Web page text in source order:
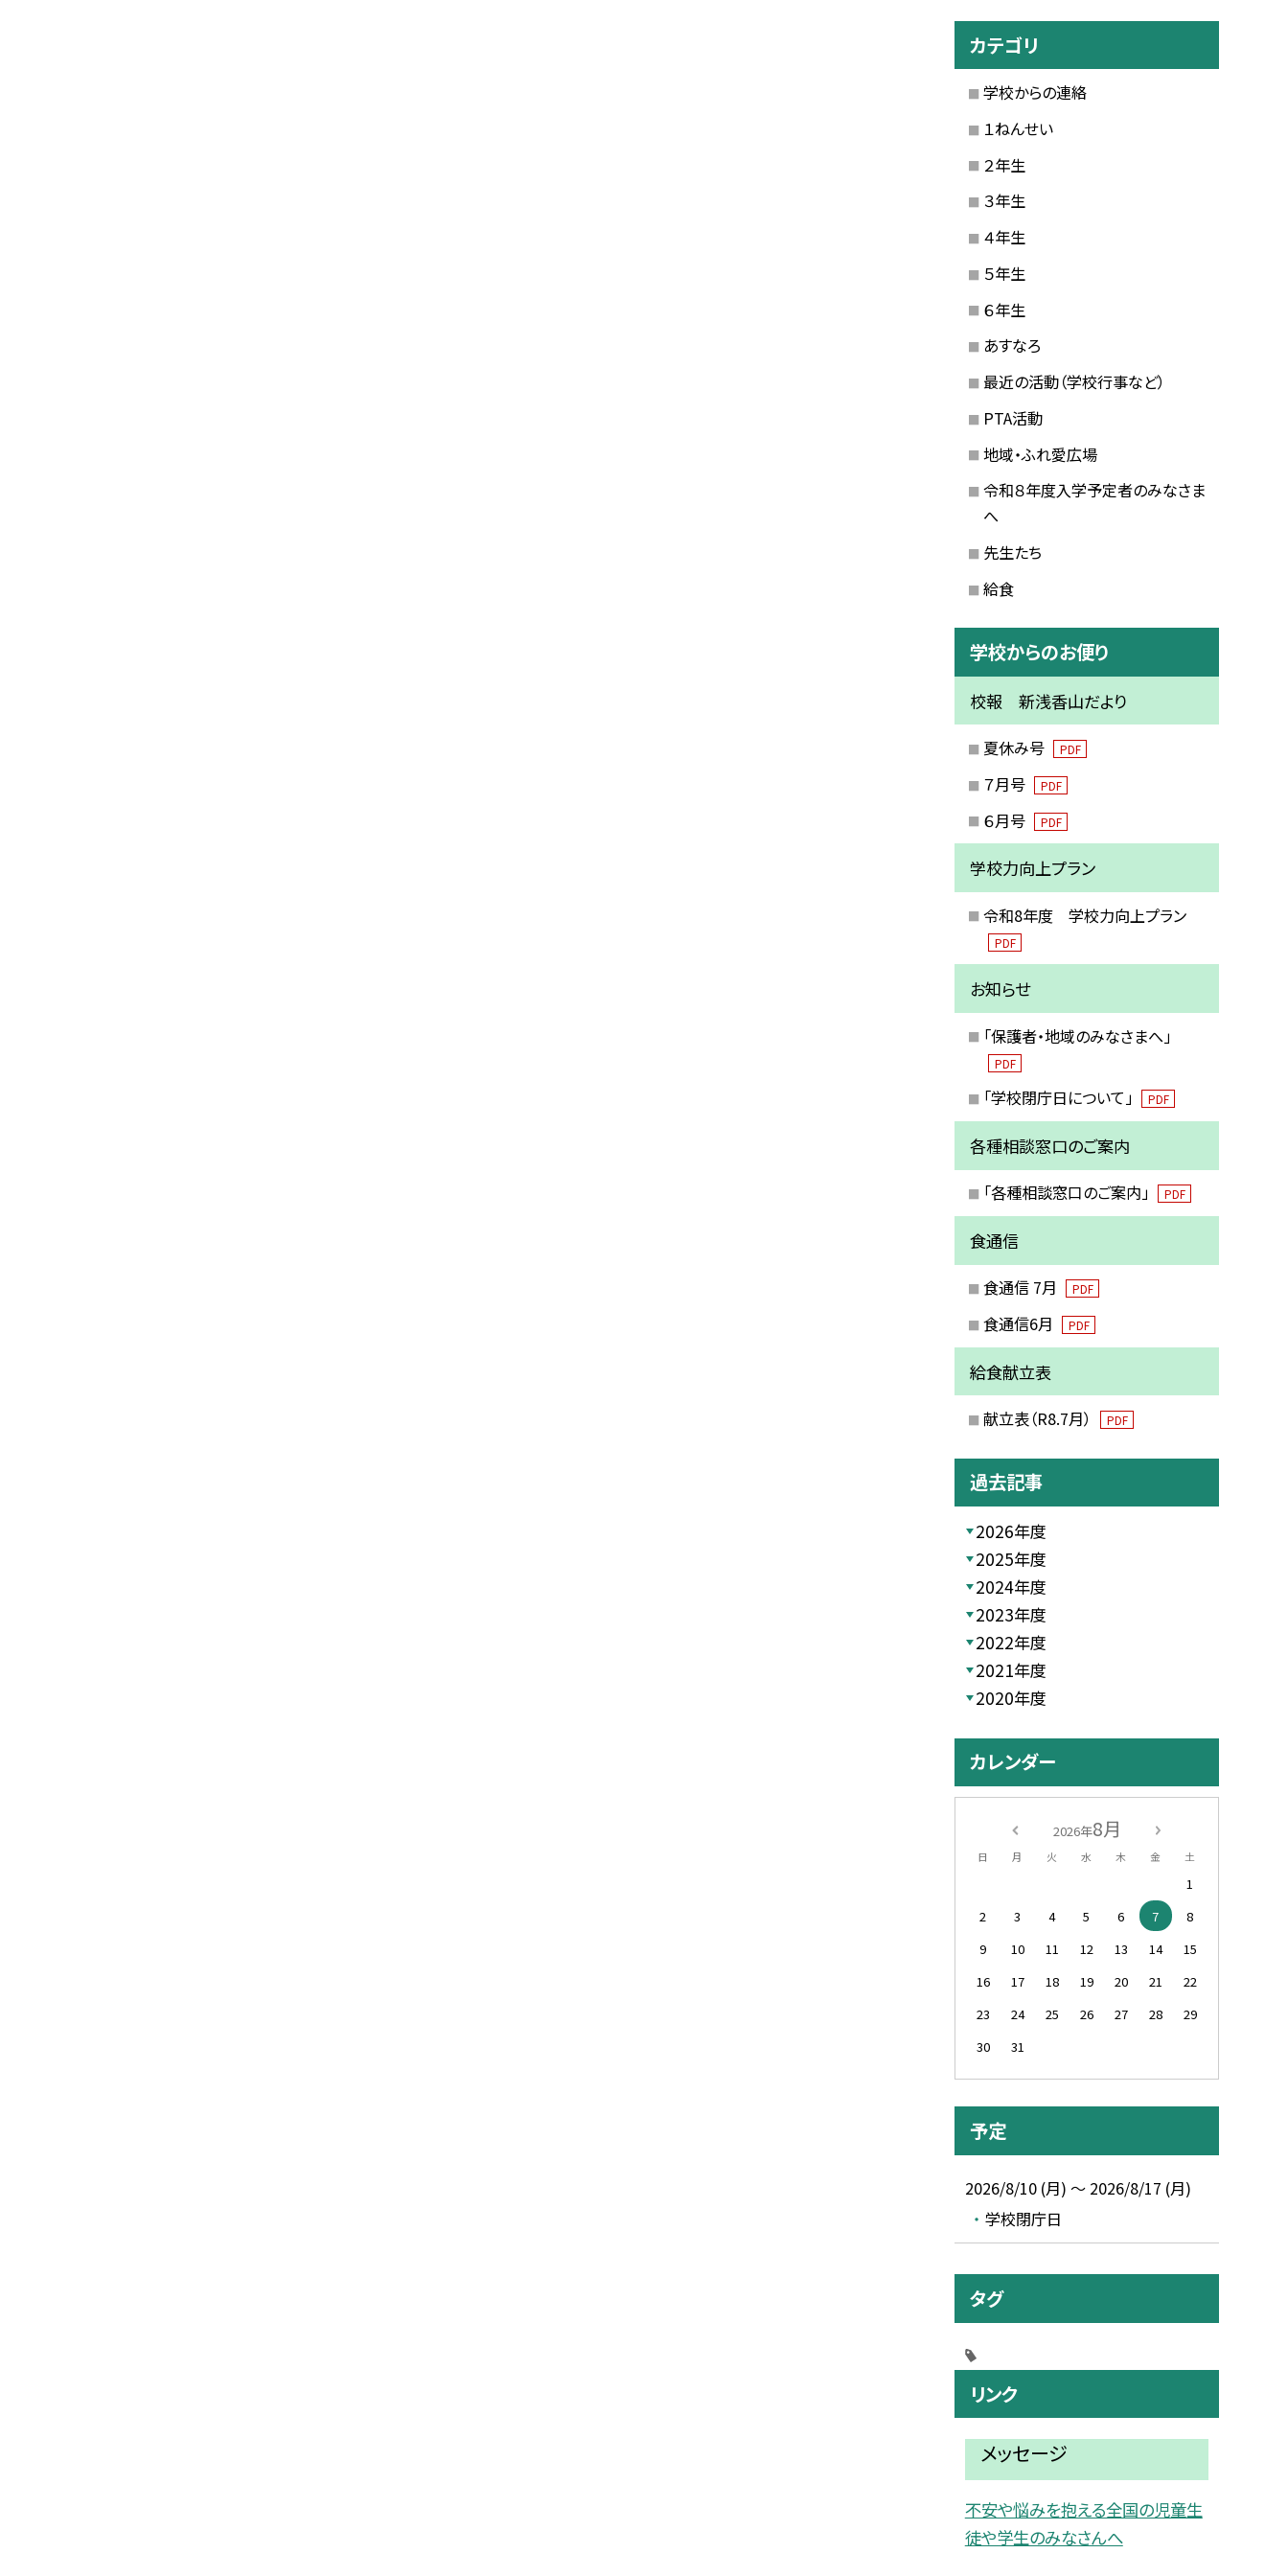
カテゴリ
学校からの連絡
１ねんせい
２年生
３年生
４年生
５年生
６年生
あすなろ
最近の活動（学校行事など）
PTA活動
地域・ふれ愛広場
令和８年度入学予定者のみなさま
へ
先生たち
給食
学校からのお便り
校報 新浅香山だより
夏休み号 PDF
７月号 PDF
６月号 PDF
学校力向上プラン
令和8年度 学校力向上プラン
PDF
お知らせ
「保護者・地域のみなさまへ」
PDF
「学校閉庁日について」 PDF
各種相談窓口のご案内
「各種相談窓口のご案内」 PDF
食通信
食通信 7月 PDF
食通信6月 PDF
給食献立表
献立表（R8.7月） PDF
過去記事
2026年度
2025年度
2024年度
2023年度
2022年度
2021年度
2020年度
カレンダー
2026年8月
日 月 火 水 木 金 土
1
2
3 4 5 6 7
8
9
10 11 12 13 14
15
16
17 18 19 20 21
22
23
24 25 26 27 28
29
30
31
予定
2026/8/10 (月) ～ 2026/8/17 (月)
学校閉庁日
タグ
リンク
メッセージ
不安や悩みを抱える全国の児童生
徒や学生のみなさんへ